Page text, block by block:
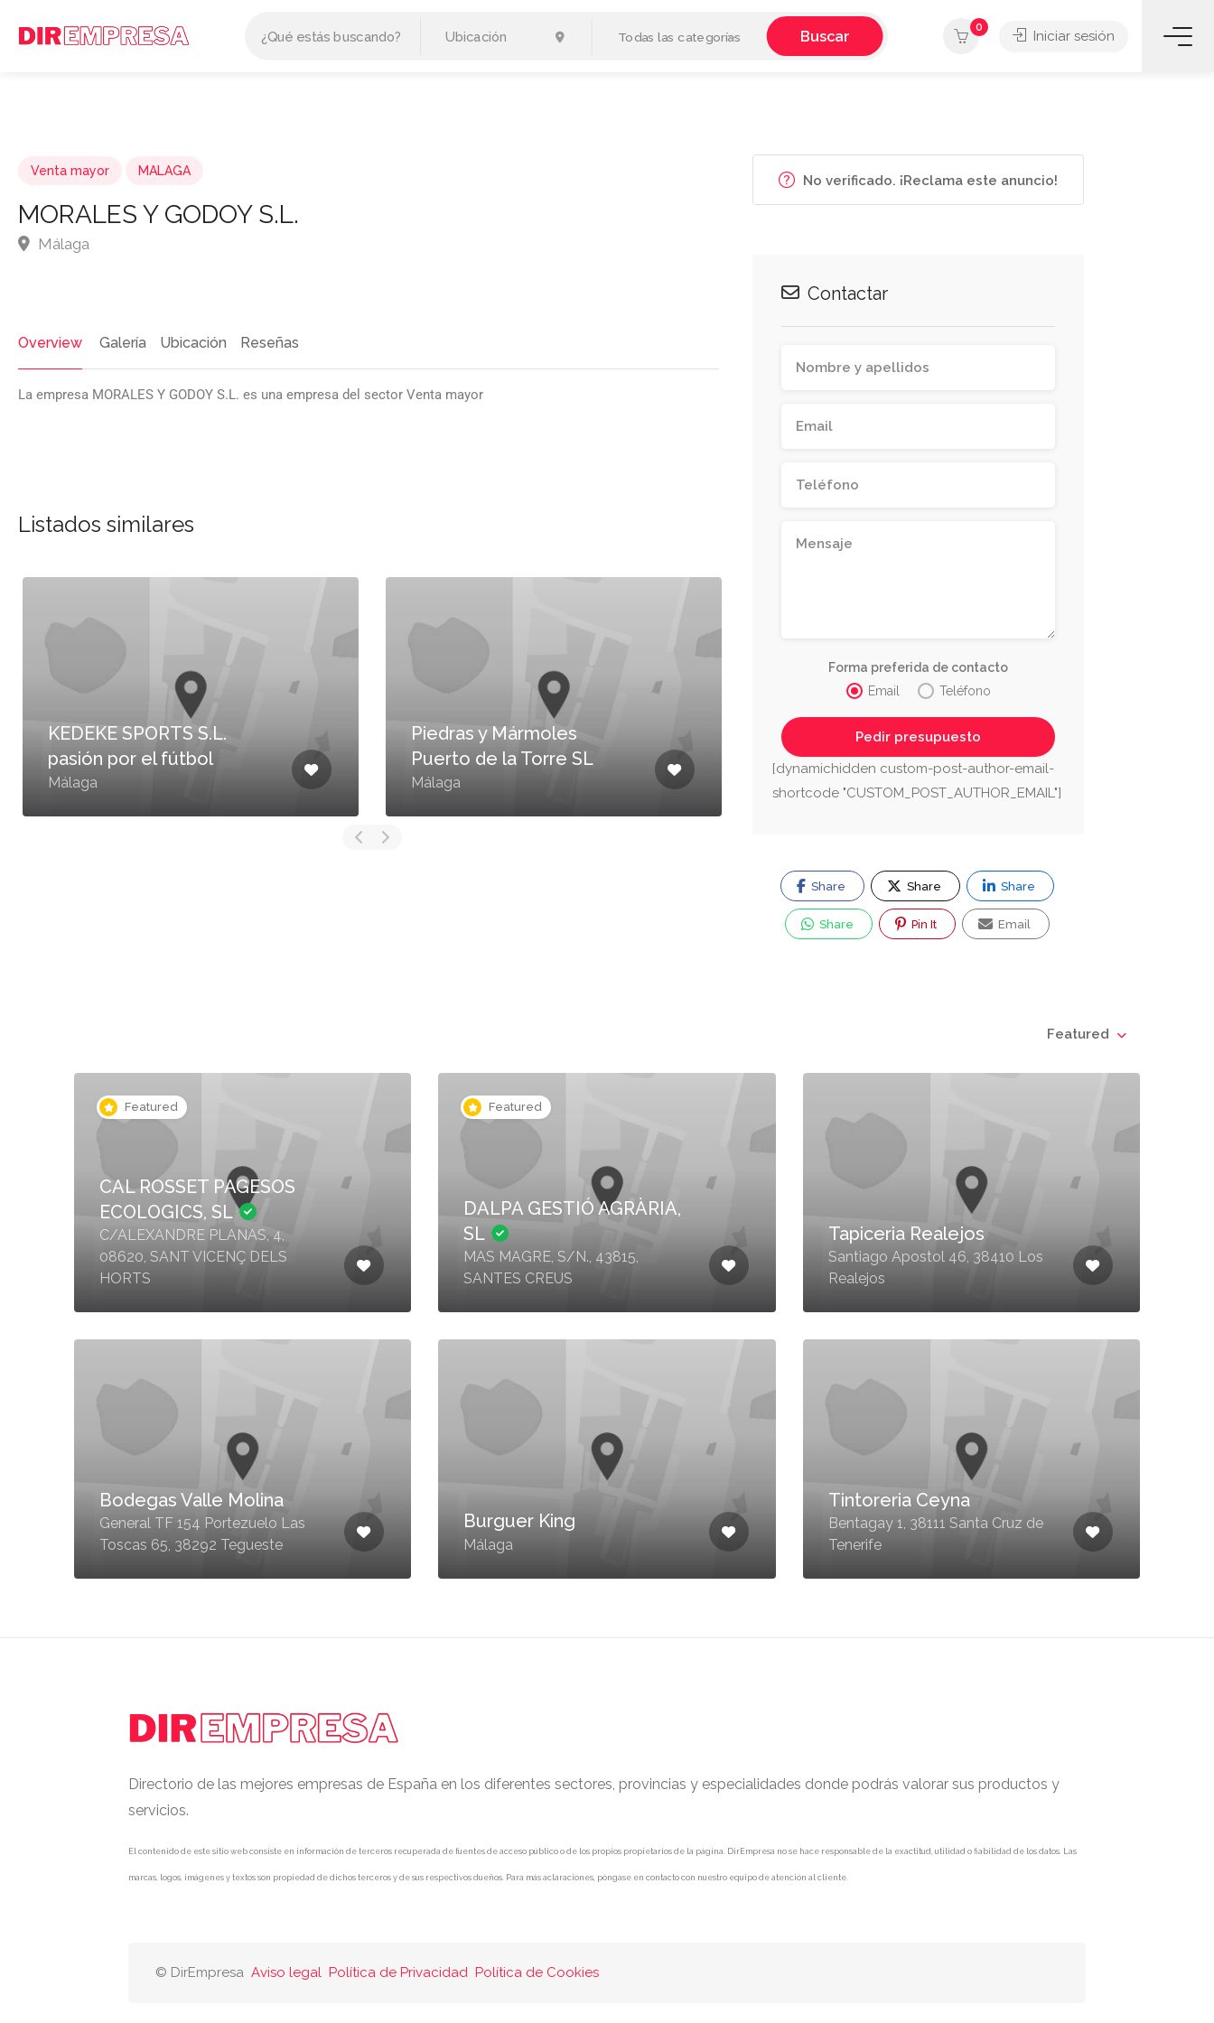
Todas las categorías Buscar 0
Iniciar sesión
Venta mayor MALAGA
MORALES Y GODOY S.L.
Málaga
Overview Galería Ubicación Reseñas
La empresa MORALES Y GODOY S.L. es una empresa del sector Venta mayor
Listados similares
KEDEKE SPORTS S.L.
pasión por el fútbol
Málaga
Piedras y Mármoles
Puerto de la Torre SL
Málaga
HOTELSA
No verificado. ¡Reclama este anuncio!
Contactar
Forma preferida de contacto
Email
Teléfono
[dynamichidden custom-post-author-email-
shortcode "CUSTOM_POST_AUTHOR_EMAIL"]
Share Share Share
Share Pin It Email
Featured
Featured
CAL ROSSET PAGESOS
ECOLOGICS, SL
C/ALEXANDRE PLANAS, 4,
08620, SANT VICENÇ DELS
HORTS
Featured
DALPA GESTIÓ AGRÀRIA,
SL
MAS MAGRE, S/N., 43815,
SANTES CREUS
Tapiceria Realejos
Santiago Apostol 46, 38410 Los
Realejos
Bodegas Valle Molina
General TF 154 Portezuelo Las
Toscas 65, 38292 Tegueste
Burguer King
Málaga
Tintoreria Ceyna
Bentagay 1, 38111 Santa Cruz de
Tenerife
Directorio de las mejores empresas de España en los diferentes sectores, provincias y especialidades donde podrás valorar sus productos y
servicios.
El contenido de este sitio web consiste en información de terceros recuperada de fuentes de acceso público o de los propios propietarios de la página. DirEmpresa no se hace responsable de la exactitud, utilidad o fiabilidad de los datos. Las
marcas, logos, imágenes y textos son propiedad de dichos terceros y de sus respectivos dueños. Para más aclaraciones, póngase en contacto con nuestro equipo de atención al cliente.
© DirEmpresa Aviso legal Política de Privacidad Política de Cookies